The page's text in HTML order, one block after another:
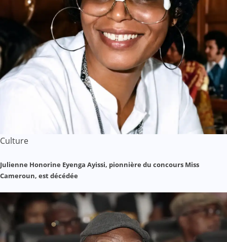
Culture
Julienne Honorine Eyenga Ayissi, pionnière du concours Miss
Cameroun, est décédée